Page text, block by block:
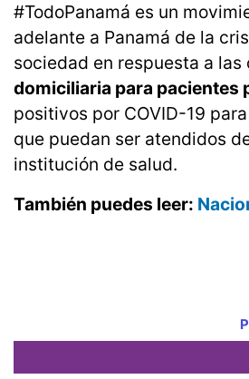
#TodoPanamá es un
adelante a Panamá de la
sociedad en respuesta a
domiciliaria para pacientes
positivos por COVID-19
que puedan ser atendidos
institución de salud.
También puedes leer: